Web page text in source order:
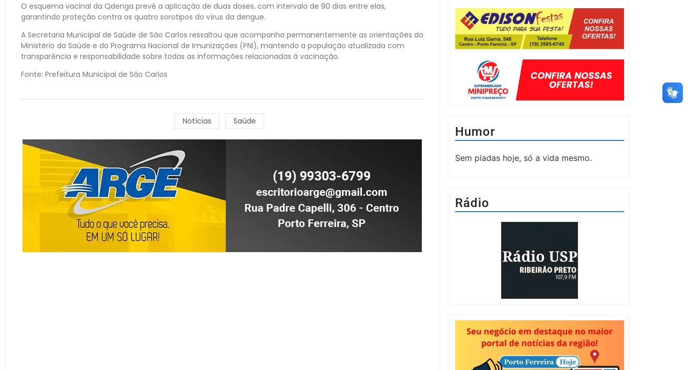
O esquema vacinal da Qdenga prevê a aplicação de duas doses, com intervalo de 90 dias entre elas,
garantindo proteção contra os quatro sorotipos do vírus da dengue.
A Secretaria Municipal de Saúde de São Carlos ressaltou que acompanha permanentemente as orientações do
Ministério da Saúde e do Programa Nacional de Imunizações (PNI), mantendo a população atualizada com
transparência e responsabilidade sobre todas as informações relacionadas à vacinação.
Fonte: Prefeitura Municipal de São Carlos
Notícias Saúde
Humor
Sem piadas hoje, só a vida mesmo.
Rádio